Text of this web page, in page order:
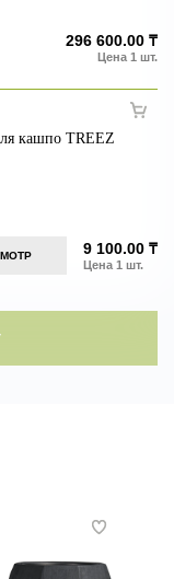
296 600.00 ₸
кашпо TREEZ
9 100.00 ₸